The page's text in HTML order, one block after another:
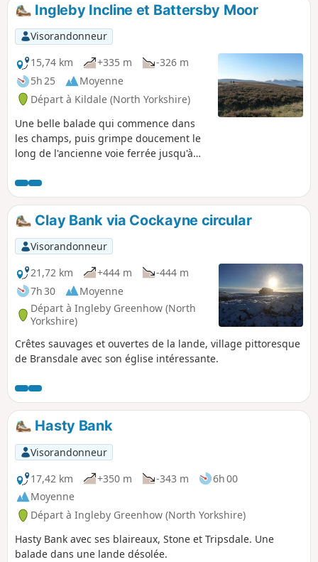
ensuite à travers les bois et longe le
pied de la colline avant de redescendre
pour suivre le cours de la rivière Leven,
passer devant une cascade et rejoindre
la route qui ramène à Kildale.
Ingleby Incline et Battersby Moor
Visorandonneur
15,74 km
+335 m
-326 m
5h 25
Moyenne
Départ à Kildale (North Yorkshire)
Une belle balade qui commence dans
les champs, puis grimpe doucement le
long de l'ancienne voie ferrée jusqu'à
d'Ingleby et Battersby Moors, puis
redescente jusqu'au point de départ.
(15,7 km avec 340 mètres de dénivelé.)
Clay Bank via Cockayne circular
Visorandonneur
21,72 km
+444 m
-444 m
7h 30
Moyenne
Départ à Ingleby Greenhow (North
Yorkshire)
Crêtes sauvages et ouvertes de la lande, village pittoresque
de Bransdale avec son église intéressante.
Hasty Bank
Visorandonneur
17,42 km
+350 m -343 m
6h 00
Moyenne
Départ à Ingleby Greenhow (North Yorkshire)
Hasty Bank avec ses blaireaux, Stone et Tripsdale. Une
balade dans une lande désolée.